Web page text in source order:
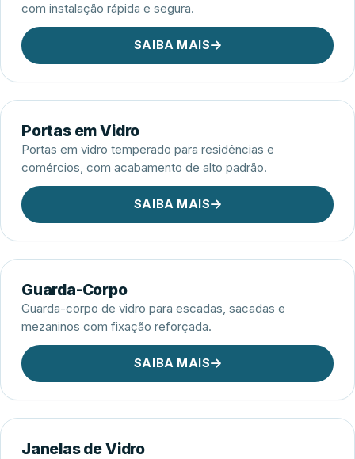
com instalação rápida e segura.
SAIBA MAIS
Portas em Vidro
Portas em vidro temperado para residências e
comércios, com acabamento de alto padrão.
SAIBA MAIS
Guarda-Corpo
Guarda-corpo de vidro para escadas, sacadas e
mezaninos com fixação reforçada.
SAIBA MAIS
Janelas de Vidro